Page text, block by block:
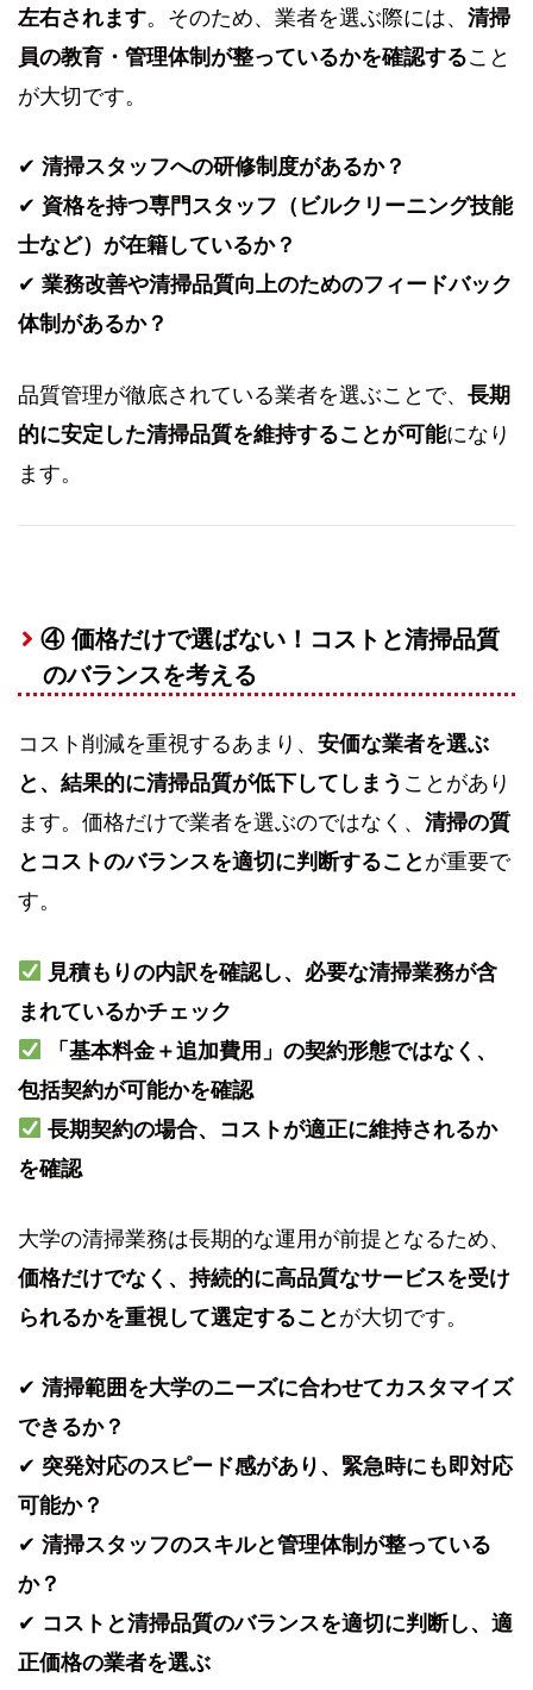
左右されます。そのため、業者を選ぶ際には、 清掃
員の教育・管理体制が整っているかを確認すること
が大切です。
✔ 清掃スタッフへの研修制度があるか？
✔ 資格を持つ専門スタッフ（ビルクリーニング技能
士など）が在籍しているか？
✔ 業務改善や清掃品質向上のためのフィードバック
体制があるか？
品質管理が徹底されている業者を選ぶことで、 長期
的に安定した清掃品質を維持することが可能になり
ます。
④ 価格だけで選ばない！コストと清掃品質
のバランスを考える
コスト削減を重視するあまり、 安価な業者を選ぶ
と、結果的に清掃品質が低下してしまう ことがあり
ます。価格だけで業者を選ぶのではなく、 清掃の質
とコストのバランスを適切に判断すること が重要で
す。
見積もりの内訳を確認し、必要な清掃業務が含
まれているかチェック
「基本料金＋追加費用」の契約形態ではなく、
包括契約が可能かを確認
長期契約の場合、コストが適正に維持されるか
を確認
大学の清掃業務は長期的な運用が前提となるため、
価格だけでなく、持続的に高品質なサービスを受け
られるかを重視して選定すること が大切です。
✔ 清掃範囲を大学のニーズに合わせてカスタマイズ
できるか？
✔ 突発対応のスピード感があり、緊急時にも即対応
可能か？
✔ 清掃スタッフのスキルと管理体制が整っている
か？
✔ コストと清掃品質のバランスを適切に判断し、適
正価格の業者を選ぶ